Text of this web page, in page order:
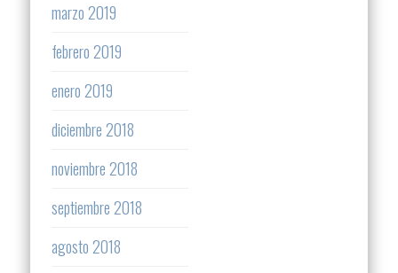
marzo 2019
febrero 2019
enero 2019
diciembre 2018
noviembre 2018
septiembre 2018
agosto 2018